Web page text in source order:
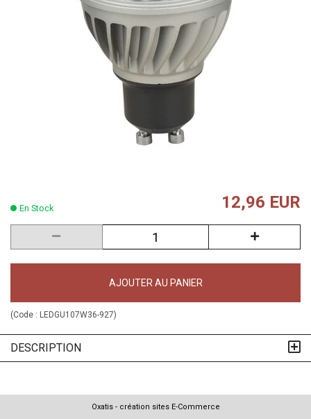
En Stock 12,96 EUR
AJOUTER AU PANIER
(Code : LEDGU107W36-927)
DESCRIPTION
Oxatis - création sites E-Commerce